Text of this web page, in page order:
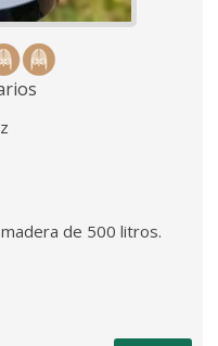
de 500 litros.